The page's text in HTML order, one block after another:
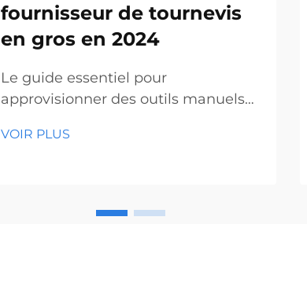
fournisseur de tournevis
en gros en 2024
Le guide essentiel pour
approvisionner des outils manuels
paysage actuel en constante
VOIR PLUS